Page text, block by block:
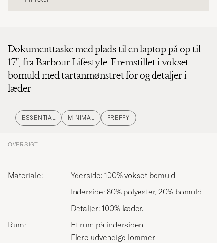
Dokumenttaske med plads til en laptop på op til
17'', fra Barbour Lifestyle. Fremstillet i vokset
bomuld med tartanmønstret for og detaljer i
læder.
ESSENTIAL MINIMAL PREPPY
OVERSIGT
Materiale:
Yderside: 100% vokset bomuld
Inderside: 80% polyester, 20% bomuld
Detaljer: 100% læder.
Rum:
Et rum på indersiden
Flere udvendige lommer